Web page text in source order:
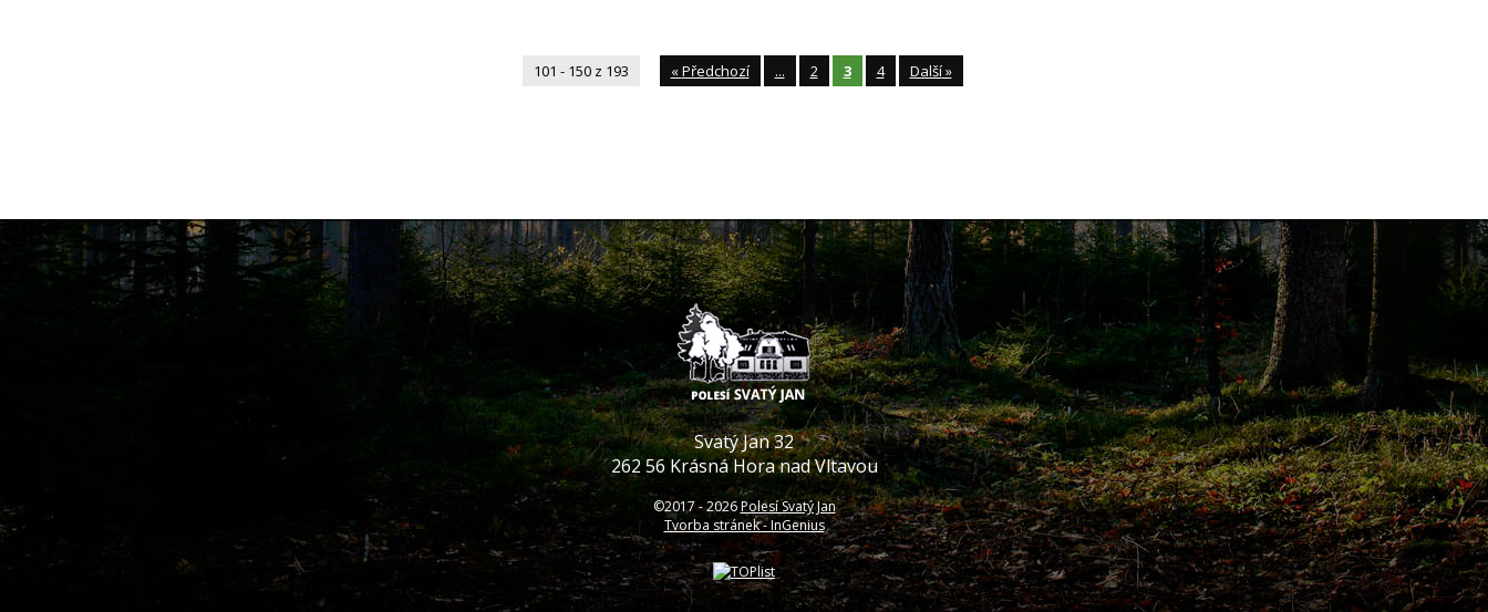
101 - 150 z 193 «Předchozí ... 2 3 4 Další»
Svatý Jan 32
262 56 Krásná Hora nad Vltavou
©2017 -2026Polesí Svatý Jan
Tvorba stránek - InGenius